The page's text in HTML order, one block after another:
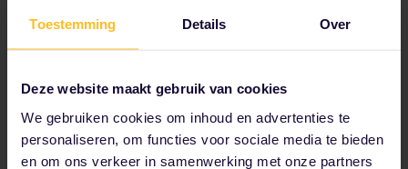
Toestemming Details Over
Deze website maakt gebruik van cookies
We gebruiken cookies om inhoud en advertenties te
personaliseren, om functies voor sociale media te bieden
en om ons verkeer in samenwerking met onze partners
België
Bosnië en Herzegovina
Bulgarije
Kroatië
Tsjechië